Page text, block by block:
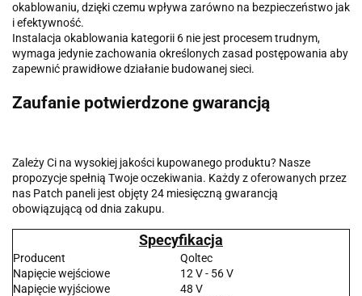
okablowaniu, dzięki czemu wpływa zarówno na bezpieczeństwo jak
i efektywność.
Instalacja okablowania kategorii 6 nie jest procesem trudnym,
wymaga jedynie zachowania określonych zasad postępowania aby
zapewnić prawidłowe działanie budowanej sieci.
Zaufanie potwierdzone gwarancją
Zależy Ci na wysokiej jakości kupowanego produktu? Nasze
propozycje spełnią Twoje oczekiwania. Każdy z oferowanych przez
nas Patch paneli jest objęty 24 miesięczną gwarancją
obowiązującą od dnia zakupu.
Specyfikacja
Producent
Qoltec
Napięcie wejściowe
12 V - 56 V
Napięcie wyjściowe
48 V